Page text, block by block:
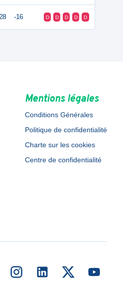
-16 D D D D D
Mentions légales
Conditions Générales
Politique de confidentialité
Charte sur les cookies
Centre de confidentialité